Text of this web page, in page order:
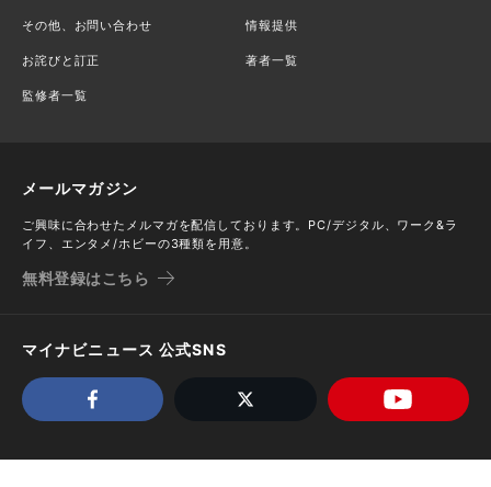
その他、お問い合わせ 情報提供
お詫びと訂正 著者一覧
監修者一覧
メールマガジン
ご興味に合わせたメルマガを配信しております。PC/デジタル、ワーク&ラ
イフ、エンタメ/ホビーの3種類を用意。
無料登録はこちら
マイナビニュース 公式SNS